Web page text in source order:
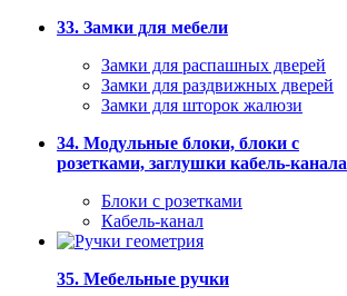
33. Замки для мебели
Замки для распашных дверей
Замки для раздвижных дверей
Замки для шторок жалюзи
34. Модульные блоки, блоки с
розетками, заглушки кабель-канала
Блоки с розетками
Кабель-канал
35. Мебельные ручки